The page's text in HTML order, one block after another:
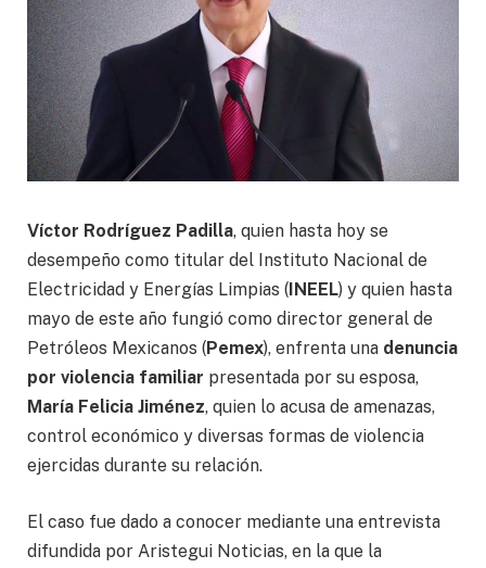
Víctor Rodríguez Padilla, quien hasta hoy se
desempeño como titular del Instituto Nacional de
Electricidad y Energías Limpias (INEEL) y quien hasta
mayo de este año fungió como director general de
Petróleos Mexicanos (Pemex), enfrenta una denuncia
por violencia familiar presentada por su esposa,
María Felicia Jiménez, quien lo acusa de amenazas,
control económico y diversas formas de violencia
ejercidas durante su relación.
El caso fue dado a conocer mediante una entrevista
difundida por Aristegui Noticias, en la que la